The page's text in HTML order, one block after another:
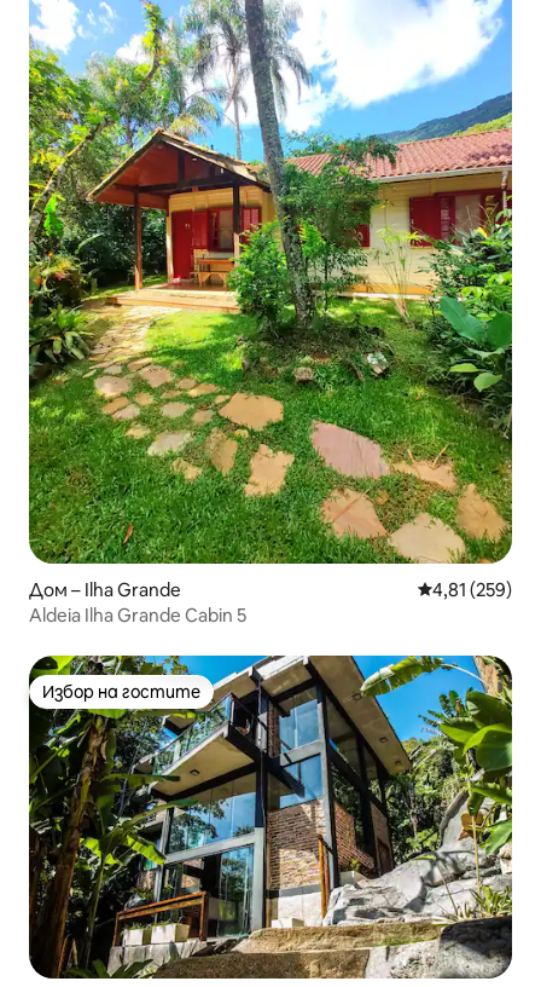
Дом – Ilha Grande Средна
4,81 (259)
Aldeia Ilha Grande Cabin 5
Избор на гостите
Избор на гостите